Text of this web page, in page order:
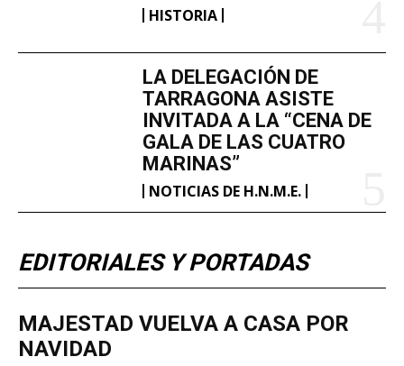
HISTORIA
LA DELEGACIÓN DE
TARRAGONA ASISTE
INVITADA A LA “CENA DE
GALA DE LAS CUATRO
MARINAS”
NOTICIAS DE H.N.M.E.
EDITORIALES Y PORTADAS
MAJESTAD VUELVA A CASA POR
NAVIDAD